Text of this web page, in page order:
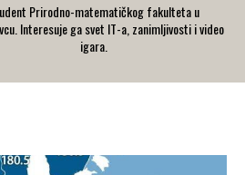
Prirodno-matematičkog fakulteta u
Interesuje ga svet IT-a, zanimljivosti i video
igara.